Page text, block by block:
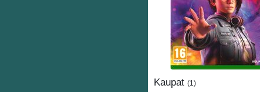
Kaupat (1 )